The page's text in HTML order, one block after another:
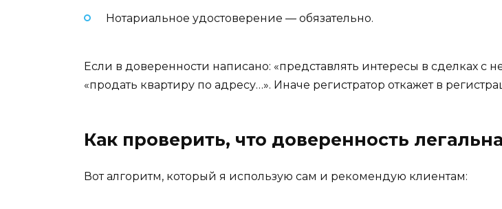
Нотариальное удостоверение — обязательно.
Если в доверенности написано: «представлять интересы в сделках
«продать квартиру по адресу…». Иначе регистратор откажет в
Как проверить, что доверенность
Вот алгоритм, который я использую сам и рекомендую клиентам: